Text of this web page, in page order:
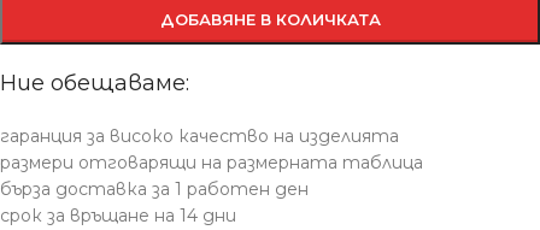
ДОБАВЯНЕ В КОЛИЧКАТА
Ние обещаваме:
гаранция за високо качество на изделията
размери отговарящи на размерната таблица
бърза доставка за 1 работен ден
срок за връщане на 14 дни